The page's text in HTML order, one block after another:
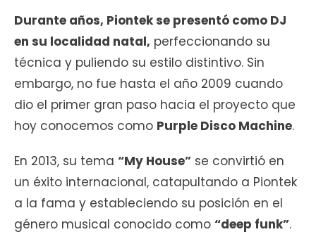
Durante años, Piontek se presentó como DJ
en su localidad natal, perfeccionando su
técnica y puliendo su estilo distintivo. Sin
embargo, no fue hasta el año 2009 cuando
dio el primer gran paso hacia el proyecto que
hoy conocemos como Purple Disco Machine.
En 2013, su tema “My House” se convirtió en
un éxito internacional, catapultando a Piontek
a la fama y estableciendo su posición en el
género musical conocido como “deep funk”.